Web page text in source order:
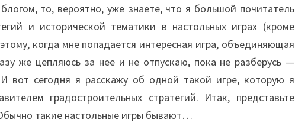
НЕ
ВЕРИТ
СЛЕЗАМ…
(FORGED
IN
STEEL)
то, вероятно, уже знаете, что я большой почитатель
и исторической тематики в настольных играх (кроме
когда мне попадается интересная игра, объединяющая
же цепляюсь за нее и не отпускаю, пока не разберусь —
вот сегодня я расскажу об одной такой игре, которую я
градостроительных стратегий. Итак, представьте
такие настольные игры бывают…